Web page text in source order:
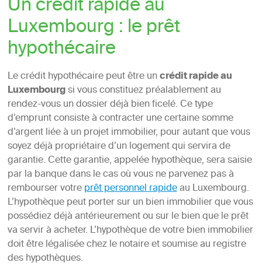
Luxembourg : le prêt
hypothécaire
Le crédit hypothécaire peut être uncrédit rapide au
Luxembourgsi vous constituez préalablement au
rendez-vous un dossier déjà bien ficelé. Ce type
d’emprunt consiste à contracter une certaine somme
d’argent liée à un projet immobilier, pour autant que vous
soyez déjà propriétaire d’un logement qui servira de
garantie. Cette garantie, appelée hypothèque, sera saisie
par la banque dans le cas où vous ne parvenez pas à
rembourser votreprêt personnel rapideau Luxembourg.
L’hypothèque peut porter sur un bien immobilier que vous
possédiez déjà antérieurement ou sur le bien que le prêt
va servir à acheter. L’hypothèque de votre bien immobilier
doit être légalisée chez le notaire et soumise au registre
des hypothèques.